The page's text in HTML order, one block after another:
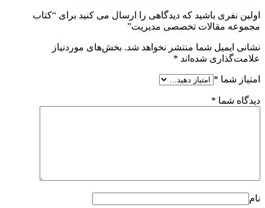
اولین نفری باشید که دیدگاهی را ارسال می کنید برای “کتاب
مجموعه مقالات تخصصی مدیریت”
نشانی ایمیل شما منتشر نخواهد شد. بخش‌های موردنیاز
علامت‌گذاری شده‌اند *
امتیاز شما *
دیدگاه شما *
نام